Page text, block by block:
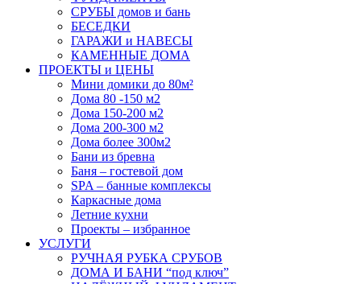
СРУБЫ домов и бань
БЕСЕДКИ
ГАРАЖИ и НАВЕСЫ
КАМЕННЫЕ ДОМА
ПРОЕКТЫ и ЦЕНЫ
Мини домики до 80м²
Дома 80 -150 м2
Дома 150-200 м2
Дома 200-300 м2
Дома более 300м2
Бани из бревна
Баня – гостевой дом
SPA – банные комплексы
Каркасные дома
Летние кухни
Проекты – избранное
УСЛУГИ
РУЧНАЯ РУБКА СРУБОВ
ДОМА И БАНИ “под ключ”